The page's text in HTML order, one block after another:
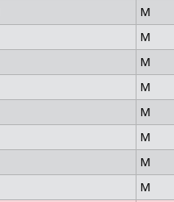
M
M
M
M
M
M
M
M